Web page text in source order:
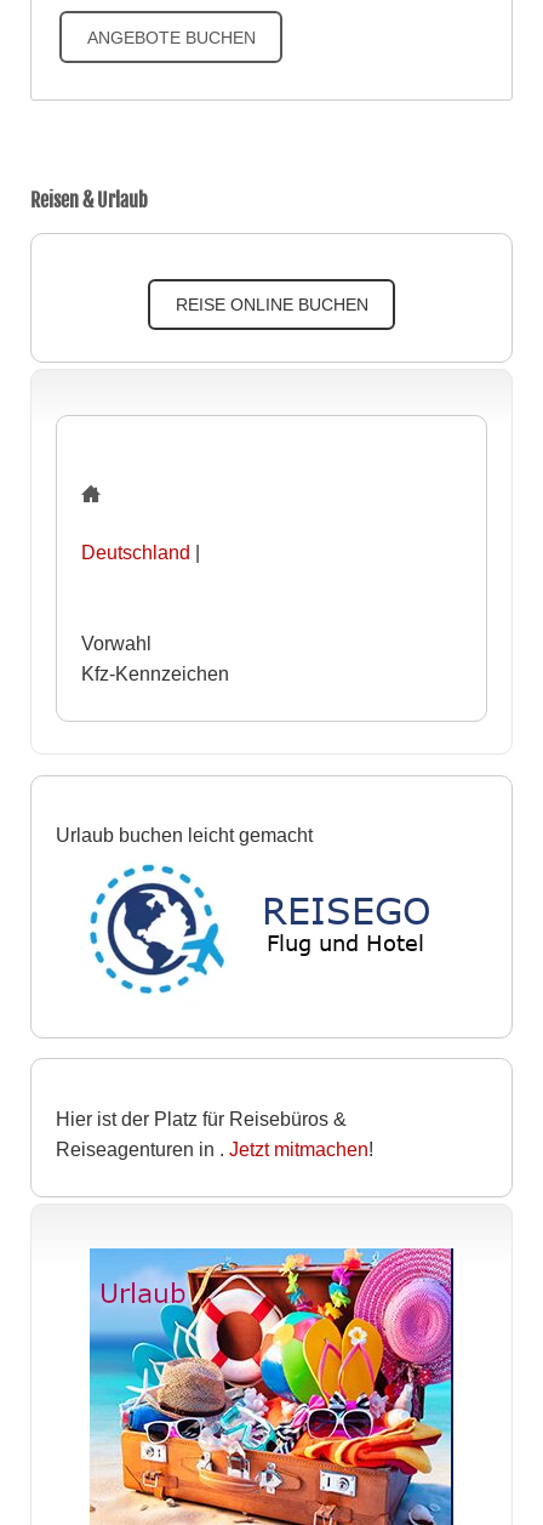
ANGEBOTE BUCHEN
Reisen & Urlaub
REISE ONLINE BUCHEN
Deutschland |
Vorwahl
Kfz-Kennzeichen
Urlaub buchen leicht gemacht
Hier ist der Platz für Reisebüros &
Reiseagenturen in . Jetzt mitmachen!